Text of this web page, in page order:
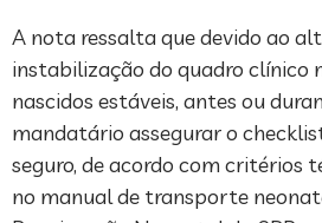
A nota ressalta que devido ao
instabilização do quadro clínico
nascidos estáveis, antes ou
mandatário assegurar o
seguro, de acordo com critérios
no manual de transporte